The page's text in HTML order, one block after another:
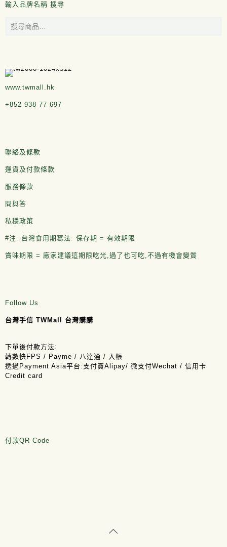
輸入品牌名稱 搜尋
www.twmall.hk
+852 938 77 697
聯絡及條款
運貨及付款條款
服務條款
問與答
私穩政策
#注: 台灣食用期寫法: 保存期 = 有效期限
賞味期限 = 廠家建議這期限吃光,過了也可吃,不過有機會變質
Follow Us
台灣手信 TWMall 台灣購購
下單後付款方法:
轉數快FPS / Payme / 八達通 / 入帳
透過Payment Asia平台:支付寶Alipay/ 微支付Wechat / 信用卡
Credit card
付款QR Code